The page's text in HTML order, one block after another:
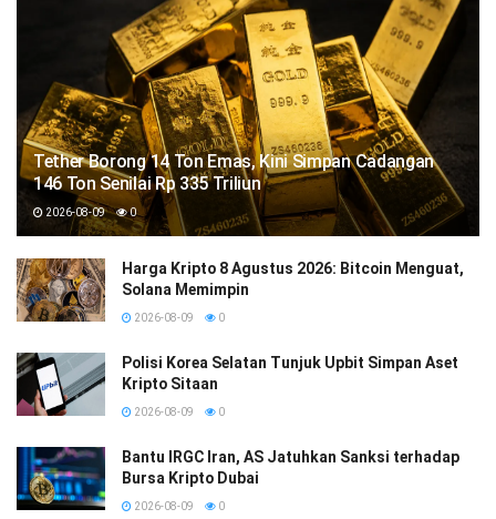
Tether Borong 14 Ton Emas, Kini Simpan Cadangan
146 Ton Senilai Rp 335 Triliun
2026-08-09 0
Harga Kripto 8 Agustus 2026: Bitcoin Menguat,
Solana Memimpin
2026-08-09 0
Polisi Korea Selatan Tunjuk Upbit Simpan Aset
Kripto Sitaan
2026-08-09 0
Bantu IRGC Iran, AS Jatuhkan Sanksi terhadap
Bursa Kripto Dubai
2026-08-09 0